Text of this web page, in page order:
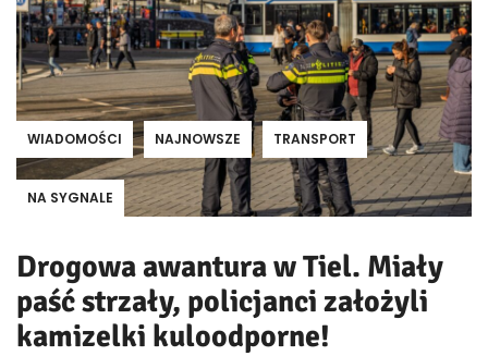
WIADOMOŚCI NAJNOWSZE TRANSPORT
NA SYGNALE
Drogowa awantura w Tiel. Miały
paść strzały, policjanci założyli
kamizelki kuloodporne!